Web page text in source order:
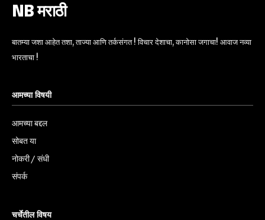
NB मराठी
बातम्या जशा आहेत तशा, ताज्या आणि तर्कसंगत ! विचार देशाचा, कानोसा जगाचा! आवाज नव्या
भारताचा !
आमच्या विषयी
आमच्या बद्दल
सोबत या
नोकरी / संधी
संपर्क
चर्चेतील विषय